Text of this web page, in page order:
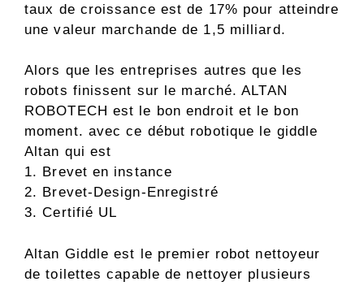
taux de croissance est de 17% pour atteindre
une valeur marchande de 1,5 milliard.
Alors que les entreprises autres que les
robots finissent sur le marché. ALTAN
ROBOTECH est le bon endroit et le bon
moment. avec ce début robotique le giddle
Altan qui est
1. Brevet en instance
2. Brevet-Design-Enregistré
3. Certifié UL
Altan Giddle est le premier robot nettoyeur
de toilettes capable de nettoyer plusieurs